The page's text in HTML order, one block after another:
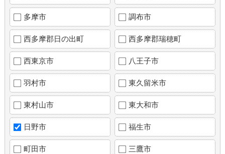
多摩市 調布市
西多摩郡日の出町 西多摩郡瑞穂町
西東京市 八王子市
羽村市 東久留米市
東村山市 東大和市
日野市 福生市
町田市 三鷹市